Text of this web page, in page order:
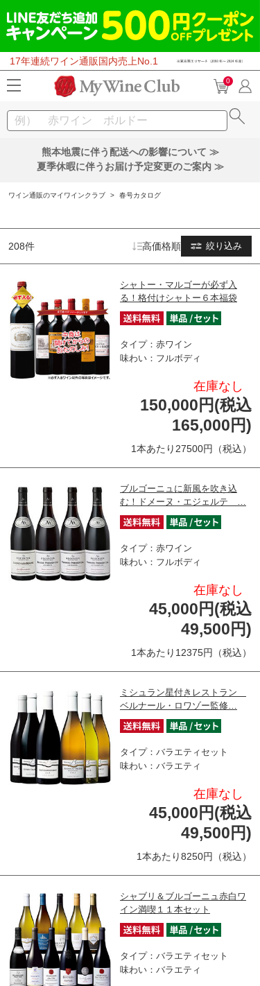
17年連続ワイン通販国内売上No.1
0
熊本地震に伴う配送への影響について ≫
夏季休暇に伴うお届け予定変更のご案内 ≫
ワイン通販のマイワインクラブ > 春号カタログ
208件 絞り込み
高価格順
シャトー・マルゴーが必ず入
る！格付けシャトー６本福袋
タイプ：赤ワイン
味わい：フルボディ
在庫なし
150,000円(税込
165,000円)
1本あたり27500円（税込）
ブルゴーニュに新風を吹き込
む！ドメーヌ・エジェルテ …
タイプ：赤ワイン
味わい：フルボディ
在庫なし
45,000円(税込
49,500円)
1本あたり12375円（税込）
ミシュラン星付きレストラン
ベルナール・ロワゾー監修…
タイプ：バラエティセット
味わい：バラエティ
在庫なし
45,000円(税込
49,500円)
1本あたり8250円（税込）
シャブリ＆ブルゴーニュ赤白ワ
イン満喫１１本セット
タイプ：バラエティセット
味わい：バラエティ